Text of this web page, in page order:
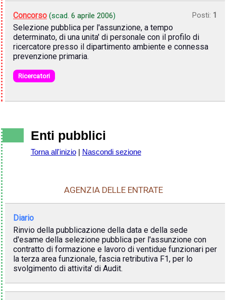
Concorso (scad. 6 aprile 2006) Posti: 1
Selezione pubblica per l'assunzione, a tempo
determinato, di una unita' di personale con il profilo di
ricercatore presso il dipartimento ambiente e connessa
prevenzione primaria.
Ricercatori
Enti pubblici
Torna all'inizio| Nascondi sezione
AGENZIA DELLE ENTRATE
Diario
Rinvio della pubblicazione della data e della sede
d'esame della selezione pubblica per l'assunzione con
contratto di formazione e lavoro di ventidue funzionari per
la terza area funzionale, fascia retributiva F1, per lo
svolgimento di attivita' di Audit.